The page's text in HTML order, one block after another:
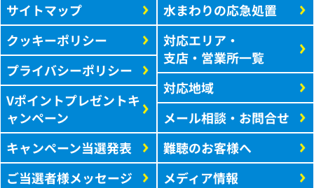
サイトマップ
クッキーポリシー
プライバシーポリシー
Vポイントプレゼントキ
ャンペーン
キャンペーン当選発表
ご当選者様メッセージ
水まわりの応急処置
対応エリア・
支店・営業所一覧
対応地域
メール相談・お問合せ
難聴のお客様へ
メディア情報